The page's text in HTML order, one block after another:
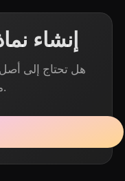
إنشاء
هل تحتاج إلى
Hyper3D Rodin من نص أو صورة.